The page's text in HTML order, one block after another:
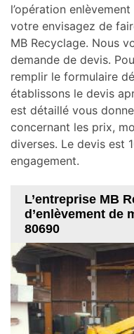
l’opération
votre envisagez de
MB Recyclage. Nous
demande de devis.
remplir le formulaire
établissons le devis
est détaillé vous
concernant les prix,
diverses. Le devis est
engagement.
L’entreprise MB
d’enlèvement de
80690